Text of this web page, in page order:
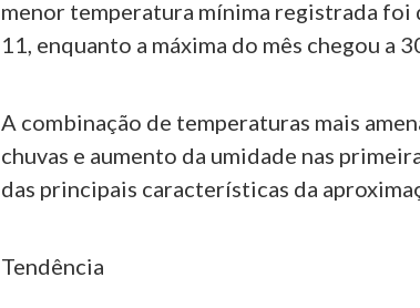
menor temperatura mínima registrada foi
11, enquanto a máxima do mês chegou a
A combinação de temperaturas mais
chuvas e aumento da umidade nas
das principais características da
Tendência